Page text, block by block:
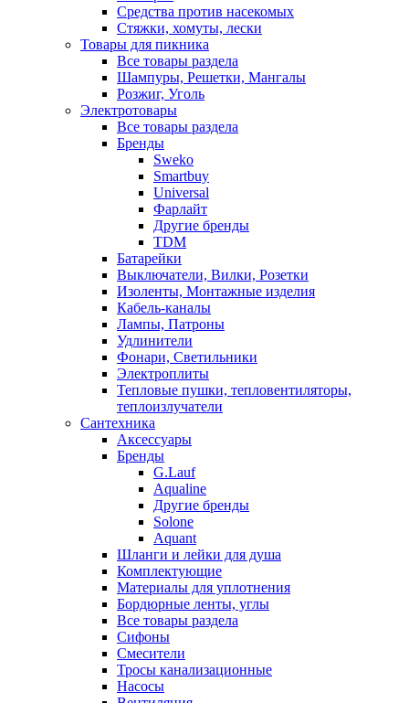
Средства против насекомых
Стяжки, хомуты, лески
Товары для пикника
Все товары раздела
Шампуры, Решетки, Мангалы
Розжиг, Уголь
Электротовары
Все товары раздела
Бренды
Sweko
Smartbuy
Universal
Фарлайт
Другие бренды
TDM
Батарейки
Выключатели, Вилки, Розетки
Изоленты, Монтажные изделия
Кабель-каналы
Лампы, Патроны
Удлинители
Фонари, Светильники
Электроплиты
Тепловые пушки, тепловентиляторы,
теплоизлучатели
Сантехника
Аксессуары
Бренды
G.Lauf
Aqualine
Другие бренды
Solone
Aquant
Шланги и лейки для душа
Комплектующие
Материалы для уплотнения
Бордюрные ленты, углы
Все товары раздела
Сифоны
Смесители
Тросы канализационные
Насосы